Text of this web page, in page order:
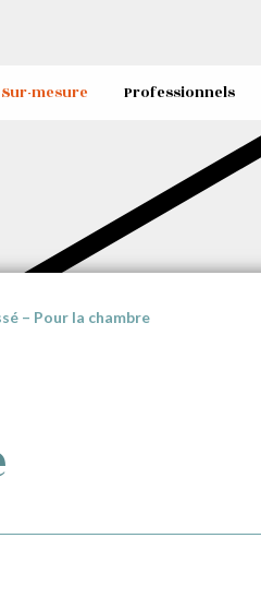
Sur-mesure Professionnels
– Pour la chambre